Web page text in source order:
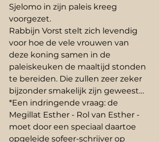
Sjelomo in zijn paleis kreeg
voorgezet.
Rabbijn Vorst stelt zich levendig
voor hoe de vele vrouwen van
deze koning samen in de
paleiskeuken de maaltijd stonden
te bereiden. Die zullen zeer zeker
bijzonder smakelijk zijn geweest…
*Een indringende vraag: de
Megillat Esther - Rol van Esther -
moet door een speciaal daartoe
opgeleide sofeer-schrijver op